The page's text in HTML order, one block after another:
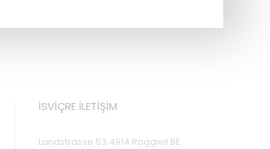
İSVİÇRE İLETİŞİM
Landstrasse 53 4914 Roggwil BE